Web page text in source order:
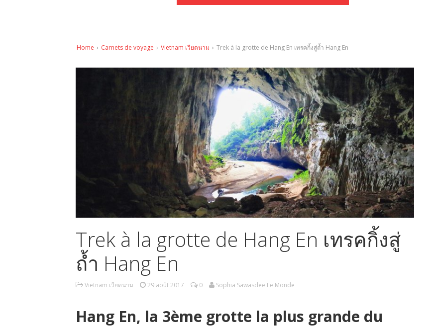
Home › Carnets de voyage › Vietnam เวียดนาม › Trek à la grotte de Hang En เทรคกิ้งสู่ถ้ำ Hang En
Trek à la grotte de Hang En เทรคกิ้งสู่
ถ้ำ Hang En
Vietnam เวียดนาม 29 août 2017 0 Sophia Sawasdee Le Monde
Hang En, la 3ème grotte la plus grande du